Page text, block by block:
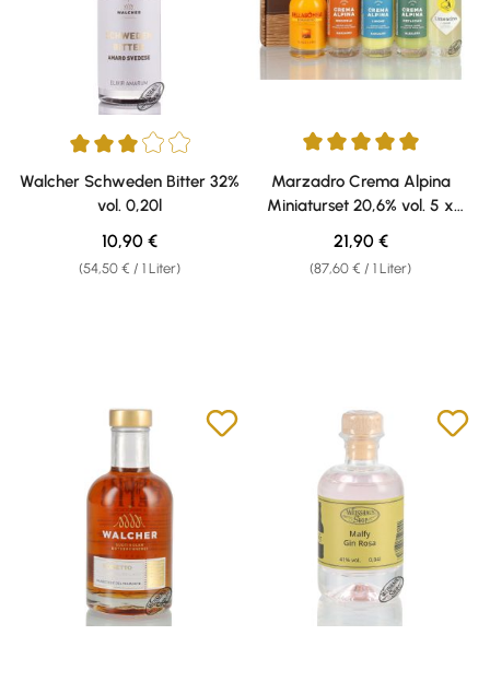
Durchschnittliche Bewertung von 3 von 5 Sternen
Walcher Schweden Bitter 32%
vol. 0,20l
(54,50 € / 1 Liter)
Regulärer Preis:
10,90 €
Durchschnittliche Bewertung
Marzadro Crema Alpina
Miniaturset 20,6% vol. 5 x
0,05l
(87,60 € / 1 Liter)
Regulärer Preis:
21,90 €